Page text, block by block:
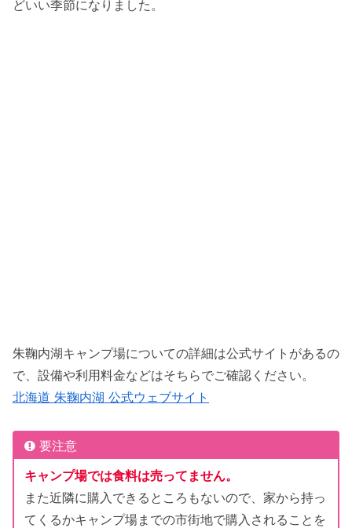
どいい季節になりました。
朱鞠内湖キャンプ場についての詳細は公式サイトがあるの
で、設備や利用料金などはそちらでご確認ください。
北海道 朱鞠内湖 公式ウェブサイト
要注意
キャンプ場では食料は売ってません。
また近隣に購入できるところもないので、家から持っ
てくるかキャンプ場までの市街地で購入されることを